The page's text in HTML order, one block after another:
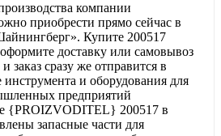
компании
приобрести прямо сейчас в
Купите 200517
доставку или самовывоз
заказ сразу же отправится в
инструмента и оборудования для
предприятий
{PROIZVODITEL} 200517 в
запасные части для